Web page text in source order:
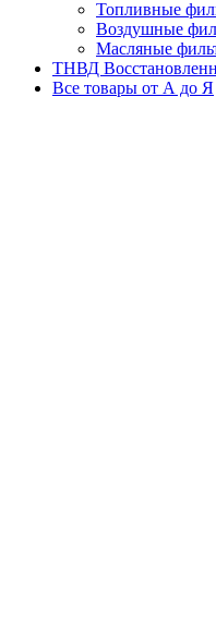
Топливные
Воздушные
Масляные
ТНВД
Все товары от А до Я